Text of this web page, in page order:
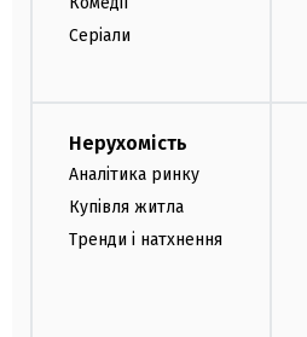
Серіали
Нерухомість
Аналітика ринку
Купівля житла
Тренди і натхнення